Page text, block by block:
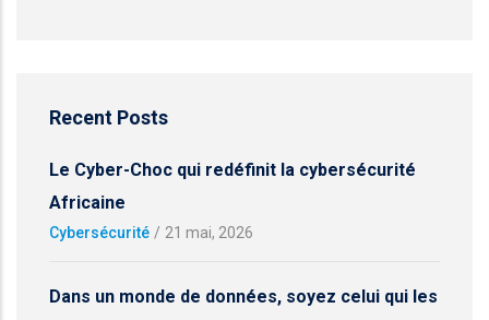
Recent Posts
Le Cyber-Choc qui redéfinit la cybersécurité
Africaine
Cybersécurité / 21 mai, 2026
Dans un monde de données, soyez celui qui les